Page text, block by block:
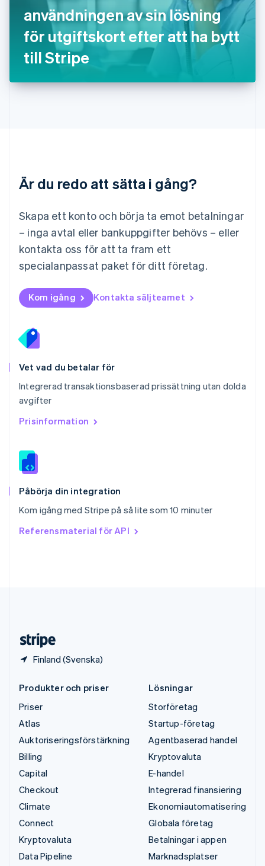
användningen av sin lösning
för utgiftskort efter att ha bytt
till Stripe
Är du redo att sätta i gång?
Skapa ett konto och börja ta emot betalningar
– inga avtal eller bankuppgifter behövs – eller
kontakta oss för att ta fram ett
specialanpassat paket för ditt företag.
Kom igång Kontakta säljteamet
Vet vad du betalar för
Integrerad transaktionsbaserad prissättning utan dolda
avgifter
Prisinformation
Påbörja din integration
Kom igång med Stripe på så lite som 10 minuter
Referensmaterial för API
Finland (Svenska)
English
Lettland
English
Liechtenstein
DeutschEnglish
Litauen
Luxemburg
Nederländerna
Norge
English
Nya Zeeland
English
English
Português English
Rumänien
Schweiz
Deutsch
English简体中文
English
Slovenien
English Italiano
Storbritannien
Sverige
SvenskaEnglish
ไทยEnglish
English
Produkter och priser
Priser
Atlas
Auktoriseringsförstärkning
Billing
Capital
Checkout
Climate
Connect
Kryptovaluta
Data Pipeline
Lösningar
Storföretag
Startup-företag
Agentbaserad handel
Kryptovaluta
E-handel
Integrerad finansiering
Ekonomiautomatisering
Globala företag
Betalningar i appen
Marknadsplatser